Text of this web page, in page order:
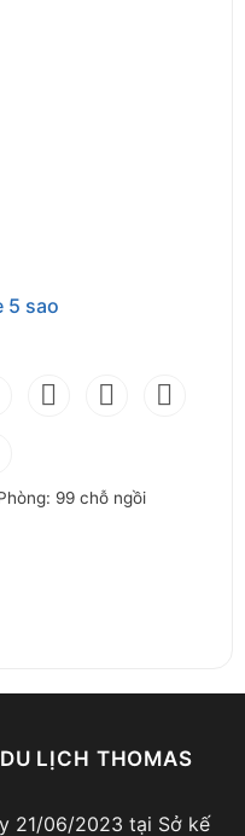
5 sao
99 chỗ ngồi
LỊCH THOMAS
21/06/2023 tại Sở kế